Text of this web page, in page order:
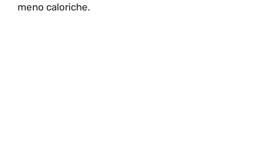
meno caloriche.